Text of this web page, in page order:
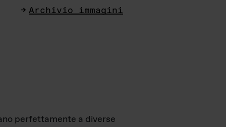
Archivio immagini
perfettamente a diverse